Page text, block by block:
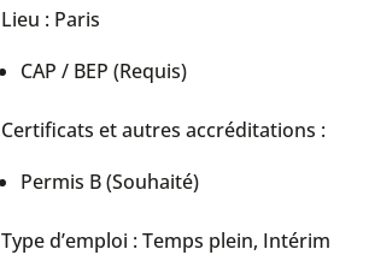
Lieu : Paris
CAP / BEP (Requis)
Certificats et autres accréditations :
Permis B (Souhaité)
Type d’emploi : Temps plein, Intérim